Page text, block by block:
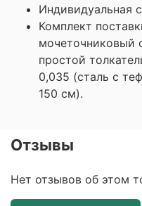
Индивидуальная
Комплект
мочеточниковый
простой
0,035 (сталь с
150 см).
Отзывы
Нет отзывов об этом